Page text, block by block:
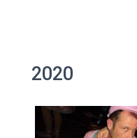
2020